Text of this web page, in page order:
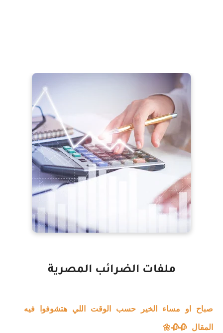
ملفات الضرائب المصرية
صباح او مساء الخير حسب الوقت اللي هتشوفوا فيه
المقال 🥀🥀🌼